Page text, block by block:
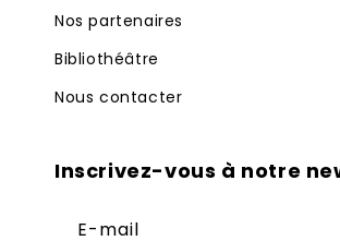
Nos partenaires
Bibliothéâtre
Nous contacter
Inscrivez-vous à notre
E-mail